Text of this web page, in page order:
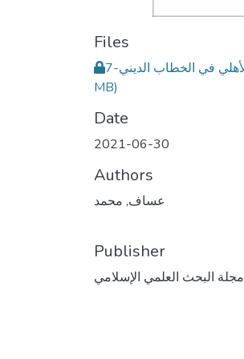
Files
MB)
Date
2021-06-30
Authors
عساف, محمد
Publisher
مجلة البحث العلمي الإسلامي